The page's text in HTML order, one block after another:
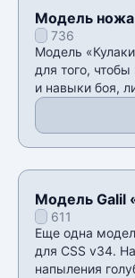
Модель ножа
736
Модель
для того,
и навыки боя,
Модель Galil
611
Еще одна
для CSS v34.
напыления